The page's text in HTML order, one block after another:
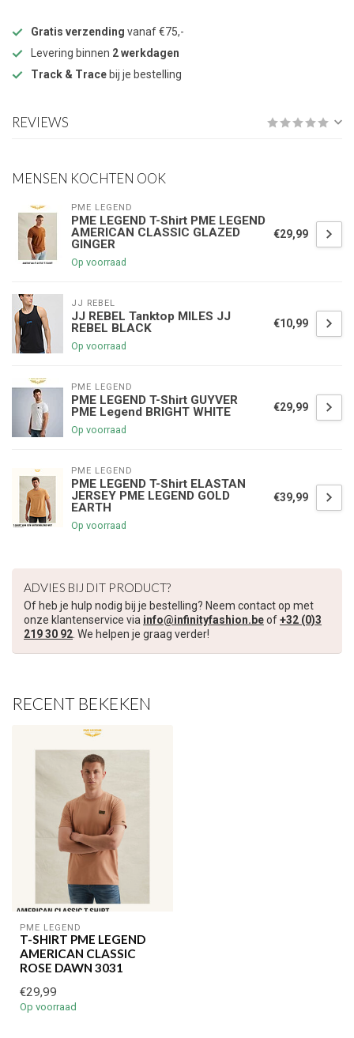
Gratis verzending vanaf €75,-
Levering binnen 2 werkdagen
Track & Trace bij je bestelling
REVIEWS
MENSEN KOCHTEN OOK
PME LEGEND
PME LEGEND T-Shirt PME LEGEND
AMERICAN CLASSIC GLAZED
GINGER
Op voorraad
€29,99
JJ REBEL
JJ REBEL Tanktop MILES JJ
REBEL BLACK
Op voorraad
€10,99
PME LEGEND
PME LEGEND T-Shirt GUYVER
PME Legend BRIGHT WHITE
Op voorraad
€29,99
PME LEGEND
PME LEGEND T-Shirt ELASTAN
JERSEY PME LEGEND GOLD
EARTH
Op voorraad
€39,99
ADVIES BIJ DIT PRODUCT?
Of heb je hulp nodig bij je bestelling? Neem contact op met
onze klantenservice via info@infinityfashion.beof+32 (0)3
219 30 92. We helpen je graag verder!
RECENT BEKEKEN
PME LEGEND
T-SHIRT PME LEGEND
AMERICAN CLASSIC
ROSE DAWN 3031
€29,99
Op voorraad